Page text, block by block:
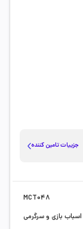
جزییات تامین کننده
MCT048
اسباب بازی و سرگرمی